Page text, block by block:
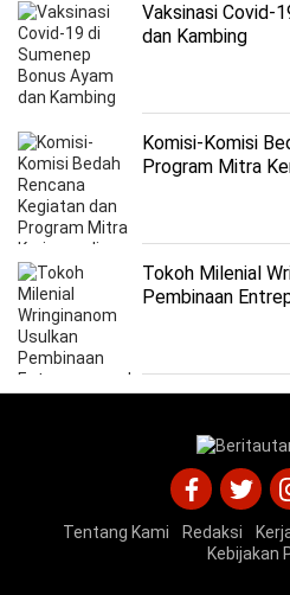
Vaksinasi Covid-
dan Kambing
Komisi-Komisi
Program Mitra
Tokoh Milenial
Pembinaan
Tentang Kami Redaksi
Kebijakan